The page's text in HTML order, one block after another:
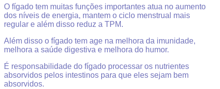
O fígado tem muitas funções importantes atua no aumento
dos níveis de energia, mantem o ciclo menstrual mais
regular e além disso reduz a TPM.
Além disso o fígado tem age na melhora da imunidade,
melhora a saúde digestiva e melhora do humor.
É responsabilidade do fígado processar os nutrientes
absorvidos pelos intestinos para que eles sejam bem
absorvidos.